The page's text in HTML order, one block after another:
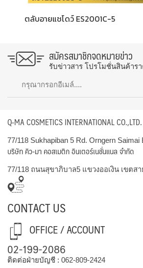
ตลับอายแชโดว์ ES2001C-5
สมัครสมาชิกจดหมายข่าว
รับข่าวสาร โปรโมชั่นสินค้าร
Q-MA COSMETICS INTERNATIONAL CO.,LTD.
77/118 Sukhapiban 5 Rd. Orngern Saimai
บริษัท คิว-มา คอสเมติก อินเตอร์เนชั่นแนล จำกัด
77/118 ถนนสุขาภิบาล5 แขวงออเงิน เขตส
CONTACT US
OFFICE / ACCOUNT
02-199-2086
ติดต่อฝ่ายบัญชี : 062-809-2424